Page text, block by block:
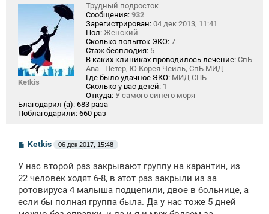
Ketkis
Трудный подросток
Сообщения: 932
Зарегистрирован: 04 дек 2013, 11:41
Пол: Женский
Сколько попыток ЭКО: 7
Стаж бесплодия: 5
В каких клиниках проводилось лечение: СпБ
Ава - Петер, Ю.Корея Чеиль, СпБ МИД
Где было удачное ЭКО: МИД СПБ
Сколько у вас детей: 1
Откуда: У самого синего моря
Благодарил (а): 683 раза
Поблагодарили: 660 раз
С
о
б
щ
н
и
Ketkis 06 дек 2017, 15:48
У нас второй раз закрывают группу на карантин, из
22 человек ходят 6-8, в этот раз закрыли из за
ротовируса 4 малыша подцепили, двое в больнице, а
если бы полная группа была. Да у нас тоже 5 дней